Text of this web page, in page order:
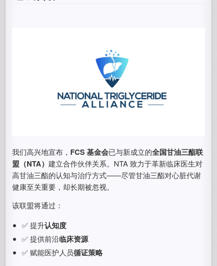
我们高兴地宣布， FCS 基金会已与新成立的全国甘油三酯联
盟（NTA）建立合作伙伴关系。NTA 致力于革新临床医生对
高甘油三酯的认知与治疗方式——尽管甘油三酯对心脏代谢
健康至关重要，却长期被忽视。
该联盟将通过：
✅ 提升认知度
✅ 提供前沿临床资源
✅ 赋能医护人员循证策略